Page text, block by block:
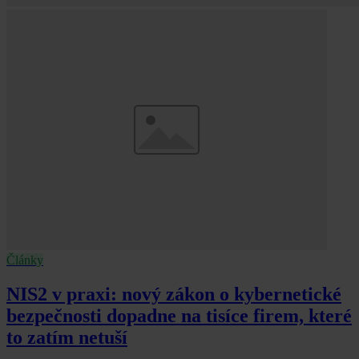
Články
NIS2 v praxi: nový zákon o kybernetické
bezpečnosti dopadne na tisíce firem, které
to zatím netuší